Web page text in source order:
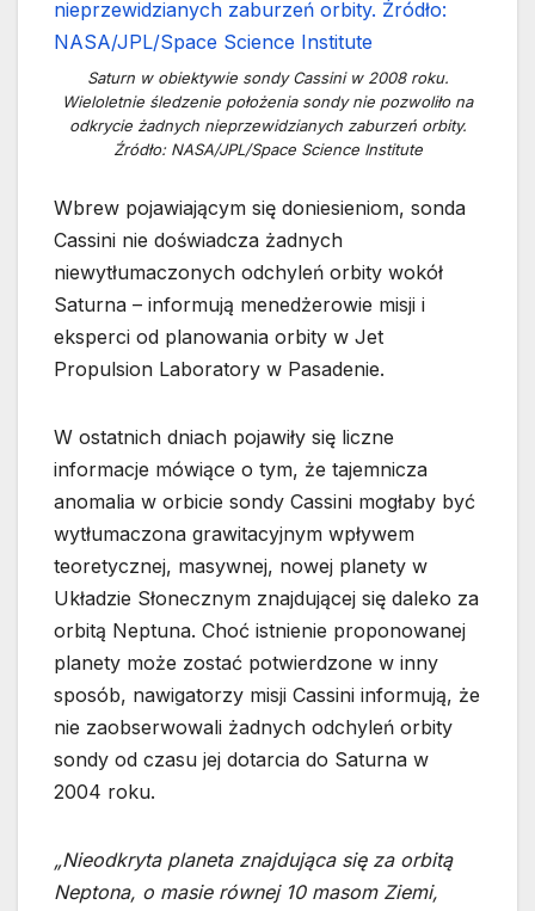
Saturn w obiektywie sondy Cassini w 2008 roku.
Wieloletnie śledzenie położenia sondy nie pozwoliło na
odkrycie żadnych nieprzewidzianych zaburzeń orbity.
Źródło: NASA/JPL/Space Science Institute
Wbrew pojawiającym się doniesieniom, sonda
Cassini nie doświadcza żadnych
niewytłumaczonych odchyleń orbity wokół
Saturna – informują menedżerowie misji i
eksperci od planowania orbity w Jet
Propulsion Laboratory w Pasadenie.
W ostatnich dniach pojawiły się liczne
informacje mówiące o tym, że tajemnicza
anomalia w orbicie sondy Cassini mogłaby być
wytłumaczona grawitacyjnym wpływem
teoretycznej, masywnej, nowej planety w
Układzie Słonecznym znajdującej się daleko za
orbitą Neptuna. Choć istnienie proponowanej
planety może zostać potwierdzone w inny
sposób, nawigatorzy misji Cassini informują, że
nie zaobserwowali żadnych odchyleń orbity
sondy od czasu jej dotarcia do Saturna w
2004 roku.
„Nieodkryta planeta znajdująca się za orbitą
Neptona, o masie równej 10 masom Ziemi,